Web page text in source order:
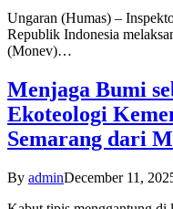
Ungaran (Humas) –
Republik Indonesia
(Monev)…
Menjaga Bumi
Ekoteologi
Semarang dari
By adminDecember 11,